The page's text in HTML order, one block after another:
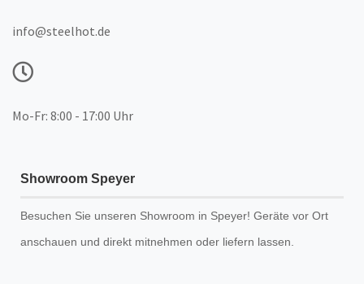
info@steelhot.de
Mo-Fr: 8:00 - 17:00 Uhr
Showroom Speyer
Besuchen Sie unseren Showroom in Speyer! Geräte vor Ort
anschauen und direkt mitnehmen oder liefern lassen.